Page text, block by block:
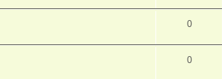
0
0